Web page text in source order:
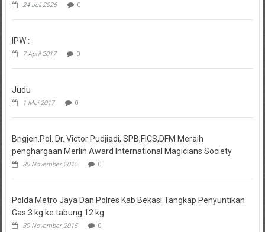
24 Juli 2026 0
IPW :
7 April 2017 0
Judu
1 Mei 2017 0
Brigjen.Pol. Dr. Victor Pudjiadi, SPB,FICS,DFM Meraih
penghargaan Merlin Award International Magicians Society
30 November 2015 0
Polda Metro Jaya Dan Polres Kab Bekasi Tangkap Penyuntikan
Gas 3 kg ke tabung 12 kg
30 November 2015 0